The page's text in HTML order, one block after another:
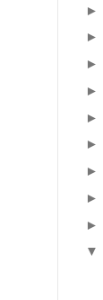
►
►
►
►
►
►
►
►
►
▼